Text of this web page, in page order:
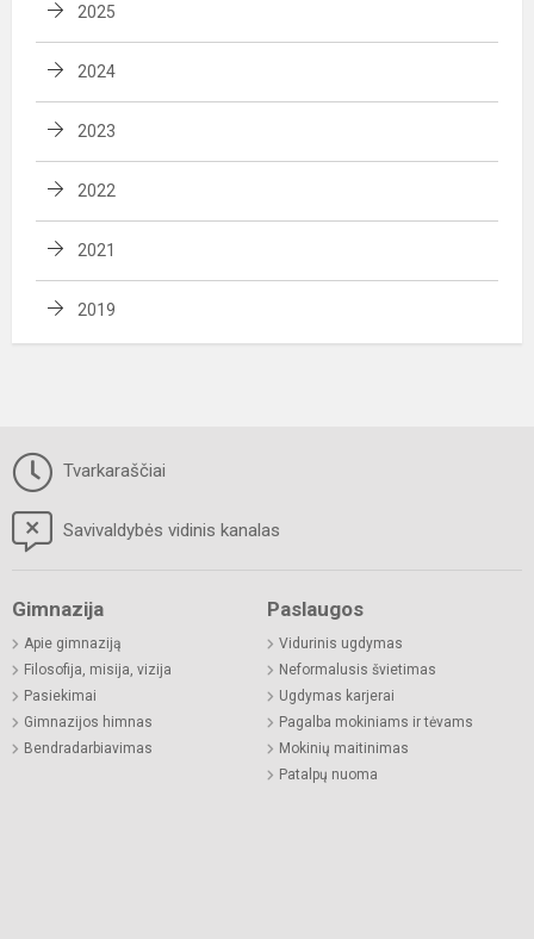
2025
2024
2023
2022
2021
2019
Tvarkaraščiai
Savivaldybės vidinis kanalas
Gimnazija
Apie gimnaziją
Filosofija, misija, vizija
Pasiekimai
Gimnazijos himnas
Bendradarbiavimas
Paslaugos
Vidurinis ugdymas
Neformalusis švietimas
Ugdymas karjerai
Pagalba mokiniams ir tėvams
Mokinių maitinimas
Patalpų nuoma